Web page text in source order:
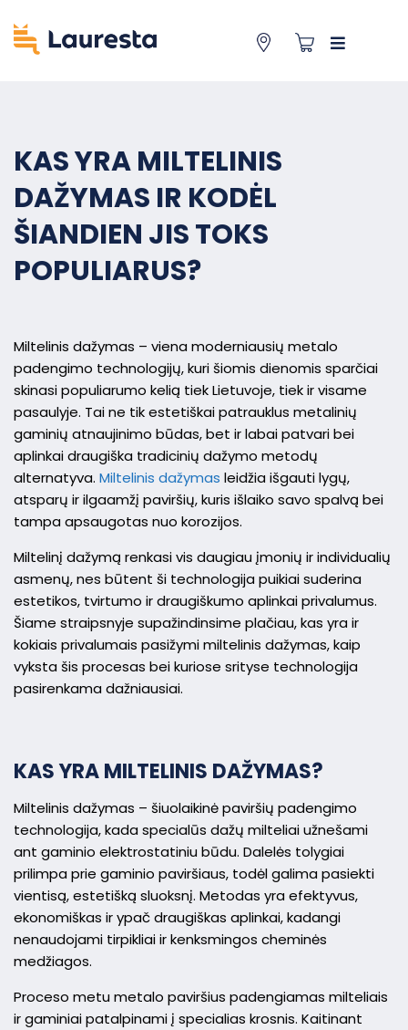
KAS YRA MILTELINIS
DAŽYMAS IR KODĖL
ŠIANDIEN JIS TOKS
POPULIARUS?
Miltelinis dažymas – viena moderniausių metalo
padengimo technologijų, kuri šiomis dienomis sparčiai
skinasi populiarumo kelią tiek Lietuvoje, tiek ir visame
pasaulyje. Tai ne tik estetiškai patrauklus metalinių
gaminių atnaujinimo būdas, bet ir labai patvari bei
aplinkai draugiška tradicinių dažymo metodų
alternatyva. Miltelinis dažymas leidžia išgauti lygų,
atsparų ir ilgaamžį paviršių, kuris išlaiko savo spalvą bei
tampa apsaugotas nuo korozijos.
Miltelinį dažymą renkasi vis daugiau įmonių ir individualių
asmenų, nes būtent ši technologija puikiai suderina
estetikos, tvirtumo ir draugiškumo aplinkai privalumus.
Šiame straipsnyje supažindinsime plačiau, kas yra ir
kokiais privalumais pasižymi miltelinis dažymas, kaip
vyksta šis procesas bei kuriose srityse technologija
pasirenkama dažniausiai.
KAS YRA MILTELINIS DAŽYMAS?
Miltelinis dažymas – šiuolaikinė paviršių padengimo
technologija, kada specialūs dažų milteliai užnešami
ant gaminio elektrostatiniu būdu. Dalelės tolygiai
prilimpa prie gaminio paviršiaus, todėl galima pasiekti
vientisą, estetišką sluoksnį. Metodas yra efektyvus,
ekonomiškas ir ypač draugiškas aplinkai, kadangi
nenaudojami tirpikliai ir kenksmingos cheminės
medžiagos.
Proceso metu metalo paviršius padengiamas milteliais
ir gaminiai patalpinami į specialias krosnis. Kaitinant